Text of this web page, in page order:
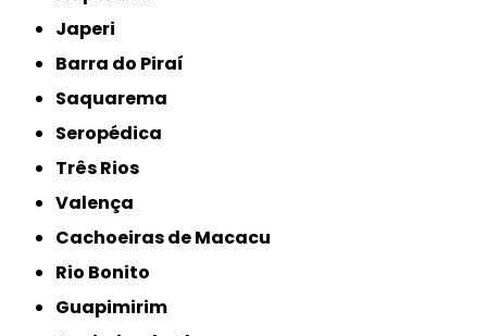
Japeri
Barra do Piraí
Saquarema
Seropédica
Três Rios
Valença
Cachoeiras de Macacu
Rio Bonito
Guapimirim